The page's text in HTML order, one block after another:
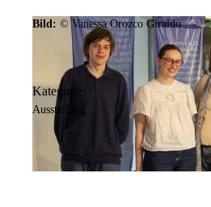
Bild: © Vanessa Orozco Giraldo
Kategorie:
Ausstellung